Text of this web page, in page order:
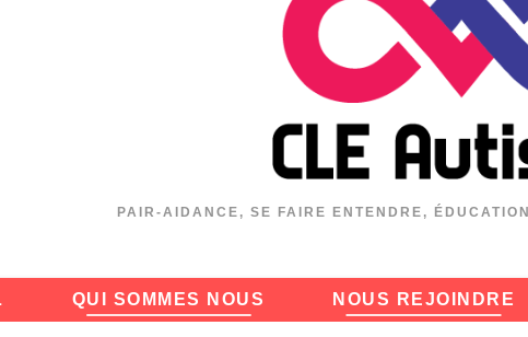
PAIR-AIDANCE, SE FAIRE ENTENDRE,
QUI SOMMES NOUS NOUS REJOINDRE